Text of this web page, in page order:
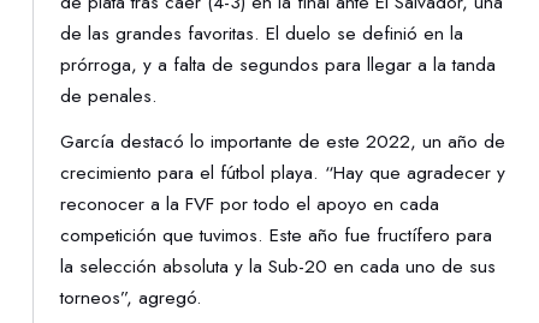
de las grandes favoritas. El duelo se definió en la
prórroga, y a falta de segundos para llegar a la tanda
de penales.
García destacó lo importante de este 2022, un año de
crecimiento para el fútbol playa. “Hay que agradecer y
reconocer a la FVF por todo el apoyo en cada
competición que tuvimos. Este año fue fructífero para
la selección absoluta y la Sub-20 en cada uno de sus
torneos”, agregó.